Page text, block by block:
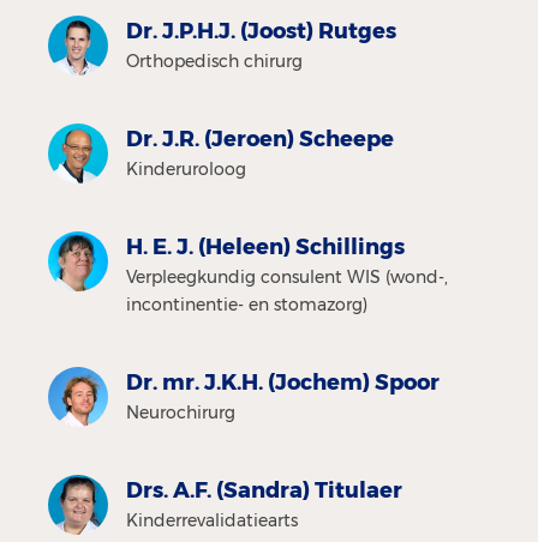
Dr. J.P.H.J. (Joost) Rutges
Orthopedisch chirurg
Dr. J.R. (Jeroen) Scheepe
Kinderuroloog
H. E. J. (Heleen) Schillings
Verpleegkundig consulent WIS (wond-,
incontinentie- en stomazorg)
Dr. mr. J.K.H. (Jochem) Spoor
Neurochirurg
Drs. A.F. (Sandra) Titulaer
Kinderrevalidatiearts